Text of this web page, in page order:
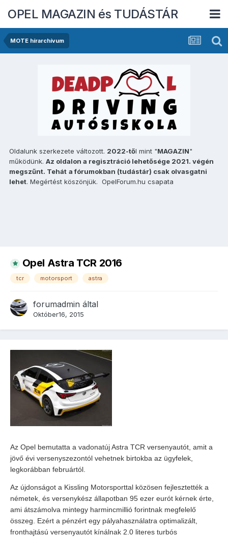
OPEL MAGAZIN és TUDÁSTÁR
MOTE hírarchívum
Oldalunk szerkezete változott. 2022-től mint "MAGAZIN"
működünk. Az oldalon a regisztráció lehetősége 2021. végén
megszűnt. Tehát a fórumokban (tudástár) csak olvasgatni
lehet. Megértést köszönjük. OpelForum.hu csapata
Opel Astra TCR 2016
tcr motorsport astra
forumadmin által
Október16, 2015
Az Opel bemutatta a vadonatúj Astra TCR versenyautót, amit a
jövő évi versenyszezontól vehetnek birtokba az ügyfelek,
legkorábban februártól.
Az újdonságot a Kissling Motorsporttal közösen fejlesztették a
németek, és versenykész állapotban 95 ezer eurót kérnek érte,
ami átszámolva mintegy harmincmillió forintnak megfelelő
összeg. Ezért a pénzért egy pályahasználatra optimalizált,
fronthajtású versenyautót kínálnak 2.0 literes turbós